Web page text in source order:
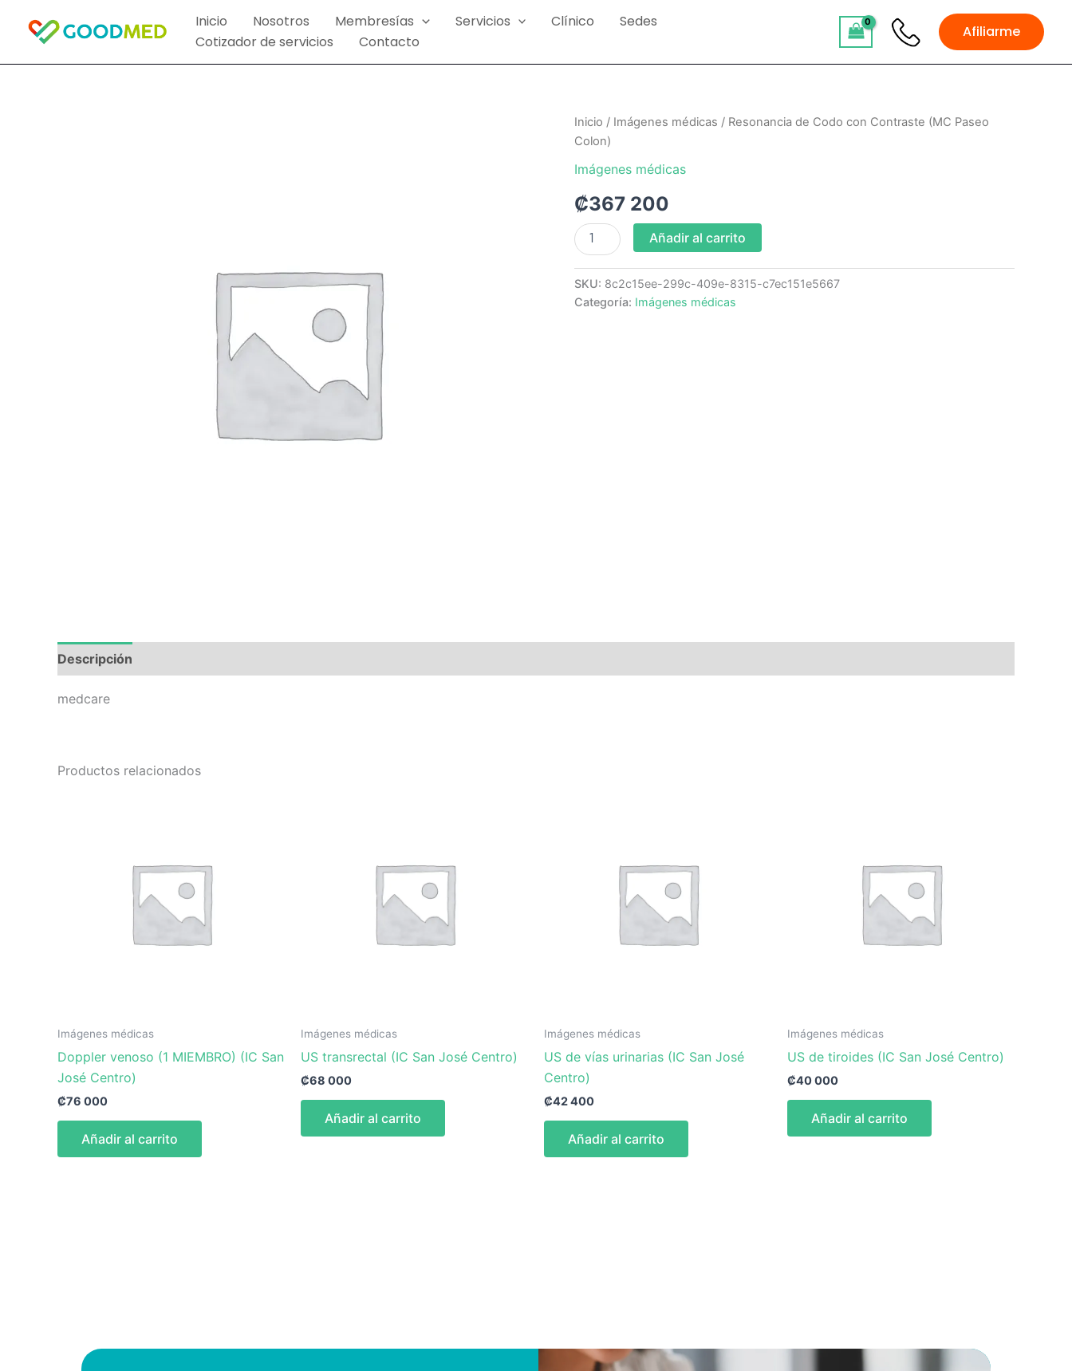
Inicio Nosotros Membresías Servicios Clínico
Sedes
Cotizador de servicios
Contacto
Afiliarme
Inicio / Imágenes médicas / Resonancia de Codo con Contraste (MC Paseo
Colon)
Imágenes médicas
₡367 200
Resonancia
de
con
(MC
Paseo
Colon)
cantidad
Añadir al carrito
SKU: 8c2c15ee-299c-409e-8315-c7ec151e5667
Categoría: Imágenes médicas
Descripción
medcare
Productos relacionados
Imágenes médicas
Doppler venoso (1 MIEMBRO) (IC San
José Centro)
₡76 000
Añadir al carrito
Imágenes médicas
US transrectal (IC San José Centro)
₡68 000
Añadir al carrito
Imágenes médicas
US de vías urinarias (IC San José
Centro)
₡42 400
Añadir al carrito
Imágenes médicas
US de tiroides (IC San José Centro)
₡40 000
Añadir al carrito